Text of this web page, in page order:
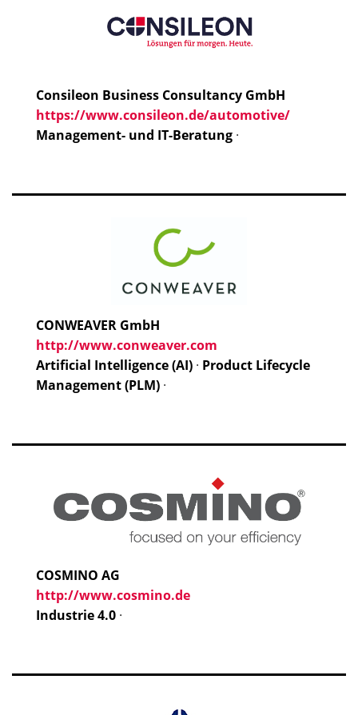
Consileon Business Consultancy GmbH
https://www.consileon.de/automotive/
Management- und IT-Beratung ·
CONWEAVER GmbH
http://www.conweaver.com
Artificial Intelligence (AI) · Product Lifecycle
Management (PLM) ·
COSMINO AG
http://www.cosmino.de
Industrie 4.0 ·